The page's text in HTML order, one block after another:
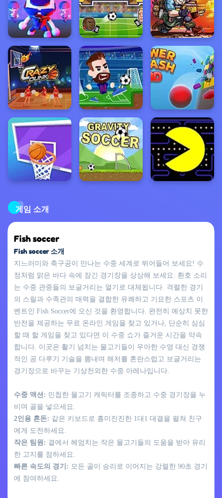
게임 소개
Fish soccer
Fish soccer 소개
지느러미와 축구공이 만나는 수중 세계로 뛰어들어 보세요! 수
정처럼 맑은 바다 속에 잠긴 경기장을 상상해 보세요. 환호 소리
는 수중 관중들의 보글거리는 열기로 대체됩니다. 격렬한 경기
의 스릴과 수족관의 매력을 결합한 유쾌하고 기묘한 스포츠 이
벤트인 Fish Soccer에 오신 것을 환영합니다. 완전히 예상치 못한
반전을 제공하는 무료 온라인 게임을 찾고 있거나, 단순히 심심
할 때 할 게임을 찾고 있다면 이 수중 쇼가 즐거운 시간을 약속
합니다. 이곳은 활기 넘치는 물고기들이 우아한 수영 대신 경쟁
적인 공 다루기 기술을 뽐내며 해저를 혼란스럽고 보글거리는
경기장으로 바꾸는 기상천외한 수중 아레나입니다.
수중 액션: 민첩한 물고기 캐릭터를 조종하고 수중 경기장을 누
비며 골을 넣으세요.
2인용 혼돈: 같은 키보드로 흥미진진한 1대1 대결을 펼쳐 친구
에게 도전하세요.
작은 팀원: 곁에서 헤엄치는 작은 물고기들의 도움을 받아 유리
한 고지를 점하세요.
빠른 속도의 경기: 모든 골이 승리로 이어지는 강렬한 90초 경기
에 참여하세요.